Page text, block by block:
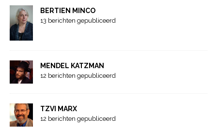
BERTIEN MINCO
13 berichten gepubliceerd
MENDEL KATZMAN
12 berichten gepubliceerd
TZVI MARX
12 berichten gepubliceerd